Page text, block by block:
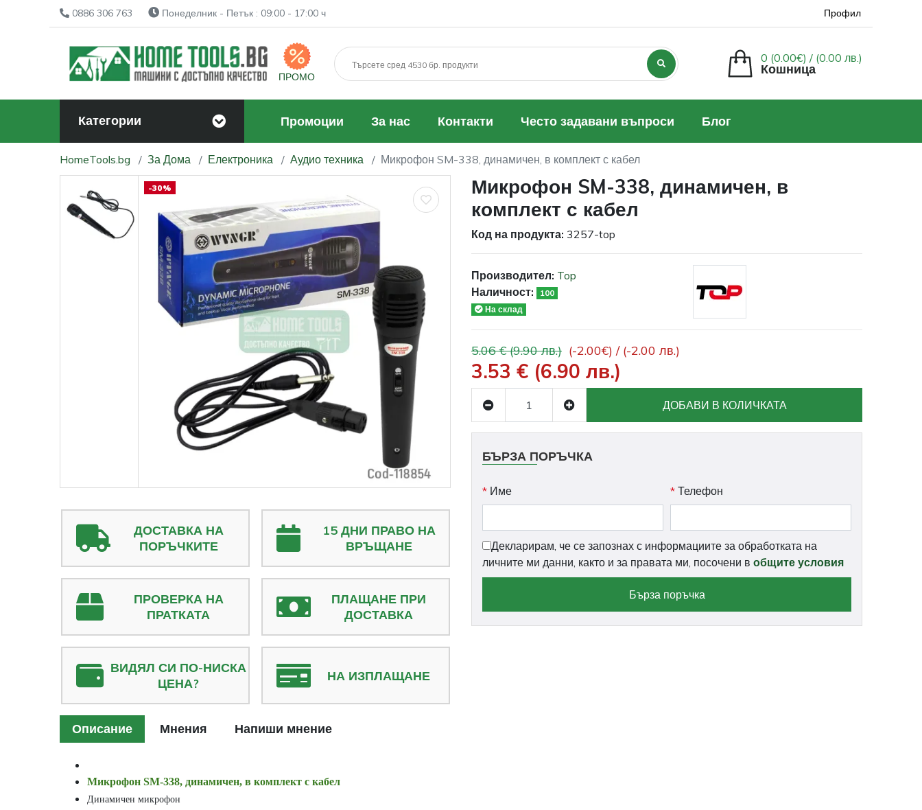
0886 306 763 Понеделник - Петък : 09:00 - 17:00 ч Профил
ПРОМО
Кошница
0 (0.00€) / (0.00 лв.)
Категории Промоции За нас Контакти Често задавани въпроси Блог
HomeTools.bg За Дома Електроника Аудио техника Микрофон SM-338, динамичен, в комплект с кабел
-30%
ДОСТАВКА НА
ПОРЪЧКИТЕ
15 ДНИ ПРАВО НА
ВРЪЩАНЕ
ПРОВЕРКА НА
ПРАТКАТА
ПЛАЩАНЕ ПРИ
ДОСТАВКА
ВИДЯЛ СИ ПО-НИСКА
ЦЕНА?
НА ИЗПЛАЩАНЕ
Микрофон SM-338, динамичен, в
комплект с кабел
Код на продукта: 3257-top
Производител: Top
Наличност:
100
На склад
5.06 € (9.90 лв.) (-2.00€) / (-2.00 лв.)
3.53 € (6.90 лв.)
ДОБАВИ В КОЛИЧКАТА
БЪРЗА ПОРЪЧКА
* Име * Телефон
Декларирам, че се запознах с информациите за обработката на
личните ми данни, както и за правата ми, посочени в общите условия
Бърза поръчка
Описание Мнения Напиши мнение
Микрофон SM-338, динамичен, в комплект с кабел
Динамичен микрофон